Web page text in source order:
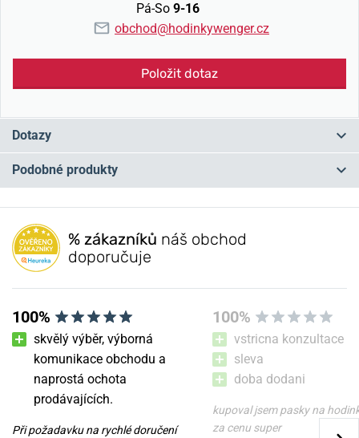
Pá-So 9-16
obchod@hodinkywenger.cz
Položit dotaz
Dotazy
Máte otázku? Zanechte nám komentář
Přidat dotaz
Podobné produkty
Kšiltovka Helveti znak -
coyote tan
charcoal
% zákazníků náš obchod
doporučuje
100%
skvělý výběr, výborná
komunikace obchodu a
naprostá ochota
prodávajících.
Při požadavku na rychlé doručení
100%
vstricna konzultace
sleva
doba dodani
kupoval jsem pasky na
za cenu super